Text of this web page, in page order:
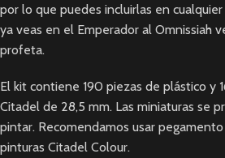
por lo que puedes incluirlas en
ya veas en el Emperador al Omnissiah
profeta.
El kit contiene 190 piezas de plástico y
Citadel de 28,5 mm. Las miniaturas se
pintar. Recomendamos usar
pinturas Citadel Colour.